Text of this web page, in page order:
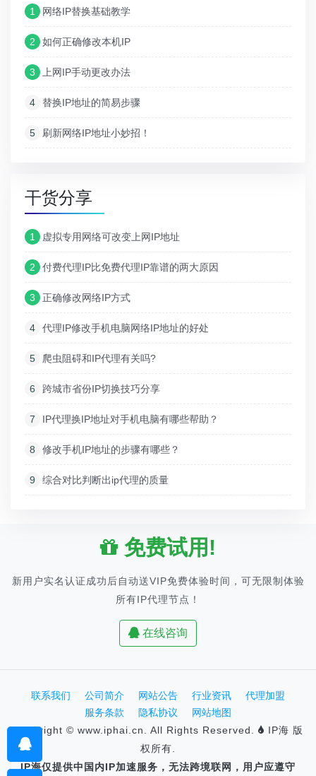
1 网络IP替换基础教学
2 如何正确修改本机IP
3 上网IP手动更改办法
4 替换IP地址的简易步骤
5 刷新网络IP地址小妙招！
干货分享
1 虚拟专用网络可改变上网IP地址
2 付费代理IP比免费代理IP靠谱的两大原因
3 正确修改网络IP方式
4 代理IP修改手机电脑网络IP地址的好处
5 爬虫阻碍和IP代理有关吗?
6 跨城市省份IP切换技巧分享
7 IP代理换IP地址对手机电脑有哪些帮助？
8 修改手机IP地址的步骤有哪些？
9 综合对比判断出ip代理的质量
免费试用!
新用户实名认证成功后自动送VIP免费体验时间，可无限制体验
所有IP代理节点！
在线咨询
联系我们 公司简介 网站公告 行业资讯
代理加盟
服务条款
隐私协议
网站地图
Copyright © www.iphai.cn. All Rights Reserved.
IP海 版
权所有.
IP海仅提供中国内IP加速服务，无法跨境联网，用户应遵守